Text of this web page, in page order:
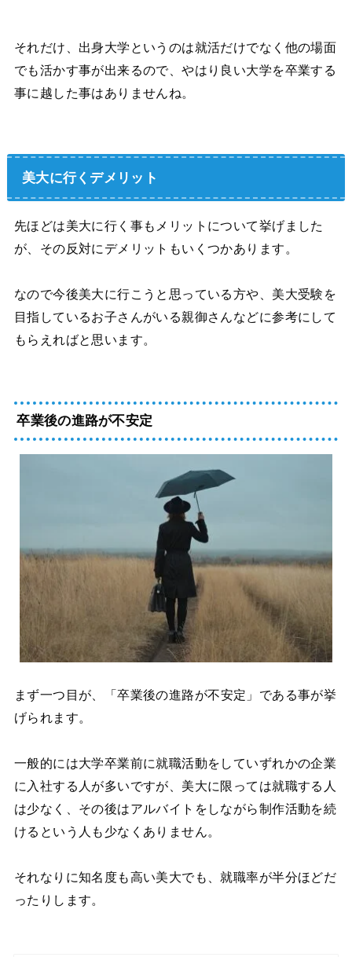
それだけ、出身大学というのは就活だけでなく他の場面
でも活かす事が出来るので、やはり良い大学を卒業する
事に越した事はありませんね。
美大に行くデメリット
先ほどは美大に行く事もメリットについて挙げました
が、その反対にデメリットもいくつかあります。
なので今後美大に行こうと思っている方や、美大受験を
目指しているお子さんがいる親御さんなどに参考にして
もらえればと思います。
卒業後の進路が不安定
まず一つ目が、 「卒業後の進路が不安定」 である事が挙
げられます。
一般的には大学卒業前に就職活動をしていずれかの企業
に入社する人が多いですが、美大に限っては就職する人
は少なく、その後はアルバイトをしながら制作活動を続
けるという人も少なくありません。
それなりに知名度も高い美大でも、就職率が半分ほどだ
ったりします。